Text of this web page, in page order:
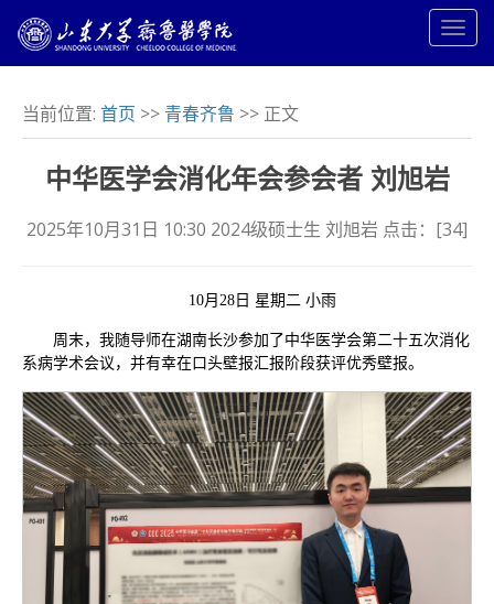
当前位置: 首页 >> 青春齐鲁 >> 正文
中华医学会消化年会参会者 刘旭岩
2025年10月31日 10:30 2024级硕士生 刘旭岩 点击：[34]
10月28日 星期二 小雨
周末，我随导师在湖南长沙参加了中华医学会第二十五次消化
系病学术会议，并有幸在口头壁报汇报阶段获评优秀壁报。